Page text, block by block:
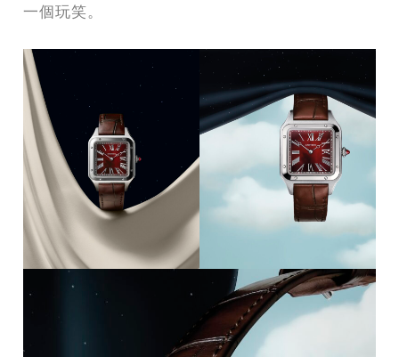
一個玩笑。